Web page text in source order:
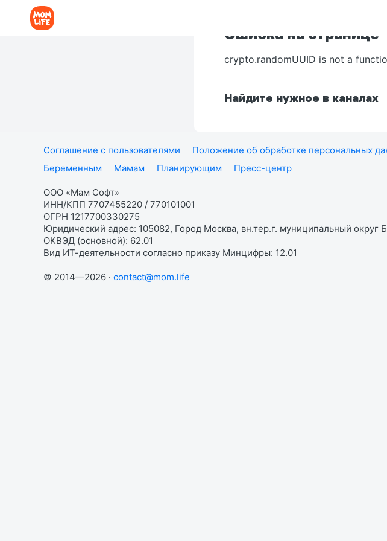
Ошибка на странице
crypto.randomUUID is not a
Найдите нужное в каналах
Соглашение с пользователями Положение об обработке персональных
Беременным
Мамам Планирующим Пресс-центр
ООО «Мам Софт»
ИНН/КПП 7707455220 / 770101001
ОГРН 1217700330275
Юридический адрес: 105082, Город Москва, вн.тер.г. муниципальный округ
ОКВЭД (основной): 62.01
Вид ИТ-деятельности согласно приказу Минцифры: 12.01
© 2014—2026 · contact@mom.life